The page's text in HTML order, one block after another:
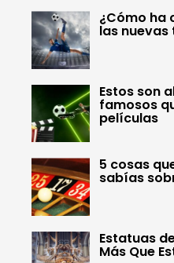
¿Cómo ha
las
Estos son
famosos
películas
5 cosas
sabías
Estatuas
Más Que